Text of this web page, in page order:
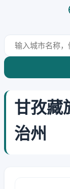
甘孜藏
治州